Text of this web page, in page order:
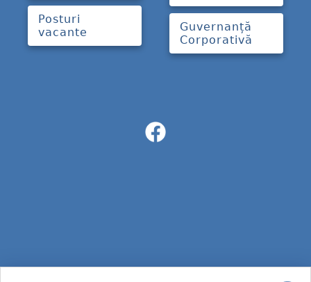
Posturi
vacante
Guvernanță
Corporativă